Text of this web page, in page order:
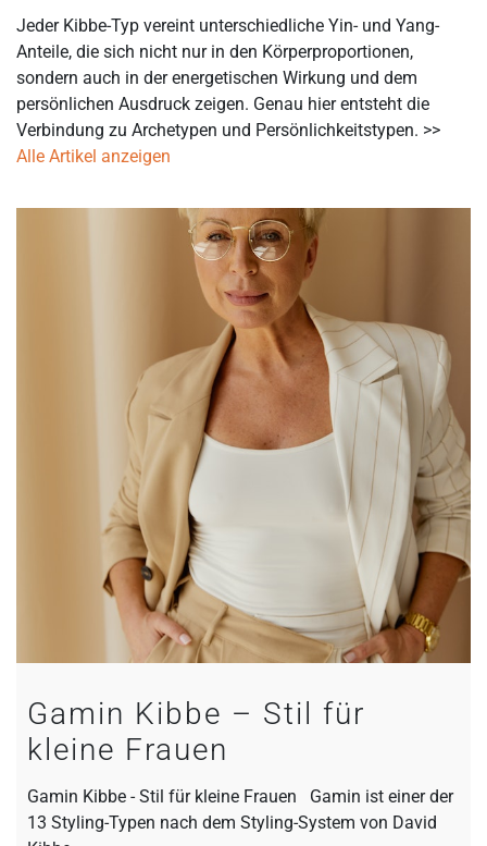
Jeder Kibbe-Typ vereint unterschiedliche Yin- und Yang-
Anteile, die sich nicht nur in den Körperproportionen,
sondern auch in der energetischen Wirkung und dem
persönlichen Ausdruck zeigen. Genau hier entsteht die
Verbindung zu Archetypen und Persönlichkeitstypen. >>
Alle Artikel anzeigen
Gamin Kibbe – Stil für
kleine Frauen
Gamin Kibbe - Stil für kleine Frauen Gamin ist einer der
13 Styling-Typen nach dem Styling-System von David